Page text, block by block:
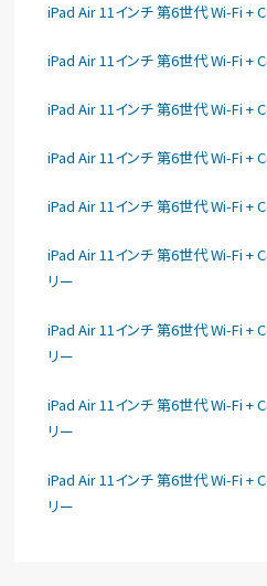
iPad Air 11インチ 第6世代 Wi-Fi +
iPad Air 11インチ 第6世代 Wi-Fi +
iPad Air 11インチ 第6世代 Wi-Fi +
iPad Air 11インチ 第6世代 Wi-Fi +
iPad Air 11インチ 第6世代 Wi-Fi +
iPad Air 11インチ 第6世代 Wi-Fi +
リー
iPad Air 11インチ 第6世代 Wi-Fi +
リー
iPad Air 11インチ 第6世代 Wi-Fi +
リー
iPad Air 11インチ 第6世代 Wi-Fi +
リー